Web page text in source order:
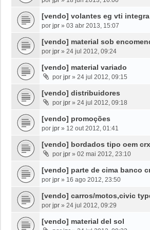
[vendo] volantes eg vti
por jpr » 03 abr 2013, 15:07
[vendo] material sob
por jpr » 24 jul 2012, 09:24
[vendo] material variado
por jpr » 24 jul 2012, 09:15
[vendo] distribuidores
por jpr » 24 jul 2012, 09:18
[vendo] promoções
por jpr » 12 out 2012, 01:41
[vendo] bordados tipo oem
por jpr » 02 mai 2012, 23:10
[vendo] parte de cima banco
por jpr » 16 ago 2012, 23:50
[vendo] carros/motos,civic
por jpr » 24 jul 2012, 09:29
[vendo] material del sol